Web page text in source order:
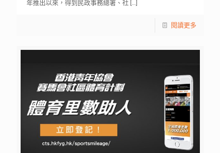
年推出以來，得到民政事務總署、社[…]
閱讀更多